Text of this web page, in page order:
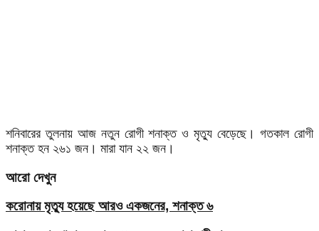
শনিবারের তুলনায় আজ নতুন রোগী শনাক্ত ও মৃত্যু বেড়েছে। গতকাল রোগী
শনাক্ত হন ২৬১ জন। মারা যান ২২ জন।
আরো দেখুন
করোনায় মৃত্যু হয়েছে আরও একজনের, শনাক্ত ৬